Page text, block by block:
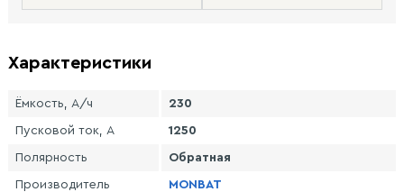
Характеристики
Ёмкость, А/ч 230
Пусковой ток, А 1250
Полярность Обратная
Производитель MONBAT